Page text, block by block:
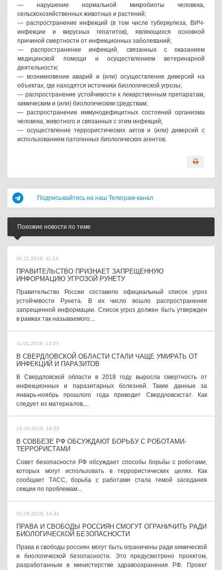
— нарушение нормальной микробиоты человека,
сельскохозяйственных животных и растений;
— распространение инфекций (в том числе туберкулеза, ВИЧ-
инфекции и вирусных гепатитов), являющихся основной
причиной смертности от инфекционных заболеваний;
— распространение инфекций, связанных с оказанием
медицинской помощи и осуществлением ветеринарной
деятельности;
— возникновение аварий и (или) осуществление диверсий на
объектах, где находятся источники биологической угрозы;
— распространение устойчивости к лекарственным препаратам,
химическим и (или) биологическим средствам;
— распространение иммунодефицитных состояний организма
человека, животного и связанных с этим инфекций;
— осуществление террористических актов и (или) диверсий с
использованием патогенных биологических агентов.
Подписывайтесь на наш Телеграм-канал
Похожие новости по теме
06.11.2019, 11:14
ПРАВИТЕЛЬСТВО ПРИЗНАЕТ ЗАПРЕЩЕННУЮ
ИНФОРМАЦИЮ УГРОЗОЙ РУНЕТУ
Правительство России составило официальный список угроз
устойчивости Рунета. В их число вошло распространение
запрещенной информации. Список угроз должен быть утвержден
в рамках так называемого...
11.01.2019, 12:27
В СВЕРДЛОВСКОЙ ОБЛАСТИ СТАЛИ ЧАЩЕ УМИРАТЬ ОТ
ИНФЕКЦИЙ И ПАРАЗИТОВ
В Свердловской области в 2018 году выросла смертность от
инфекционных и паразитарных болезней. Такие данные за
январь-ноябрь прошлого года приводит Свердловскстат. Как
следует из материалов,...
18.10.2018, 16:52
В СОВБЕЗЕ РФ ОБСУЖДАЮТ БОРЬБУ С РОБОТАМИ-
ТЕРРОРИСТАМИ
Совет безопасности РФ обсуждает способы борьбы с роботами,
которых могут использовать в террористических целях. Как
сообщает ТАСС, борьба с работами стала темой заседания
секции по проблемам...
03.09.2018, 14:31
ПРАВА И СВОБОДЫ РОССИЯН СМОГУТ ОГРАНИЧИТЬ РАДИ
БИОЛОГИЧЕСКОЙ БЕЗОПАСНОСТИ
Права и свободы россиян могут быть ограничены ради химической
и биологической безопасности. Это предусмотрено проектом,
разработанным в министерстве здравоохранения РФ. Проект